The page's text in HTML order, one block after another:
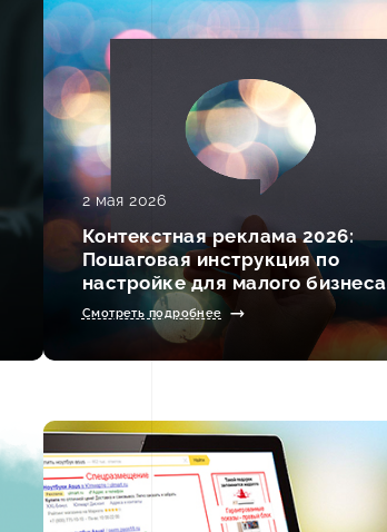
2 мая 2026
Контекстная реклама 2026:
Пошаговая инструкция по
настройке для малого бизнеса
Смотреть подробнее